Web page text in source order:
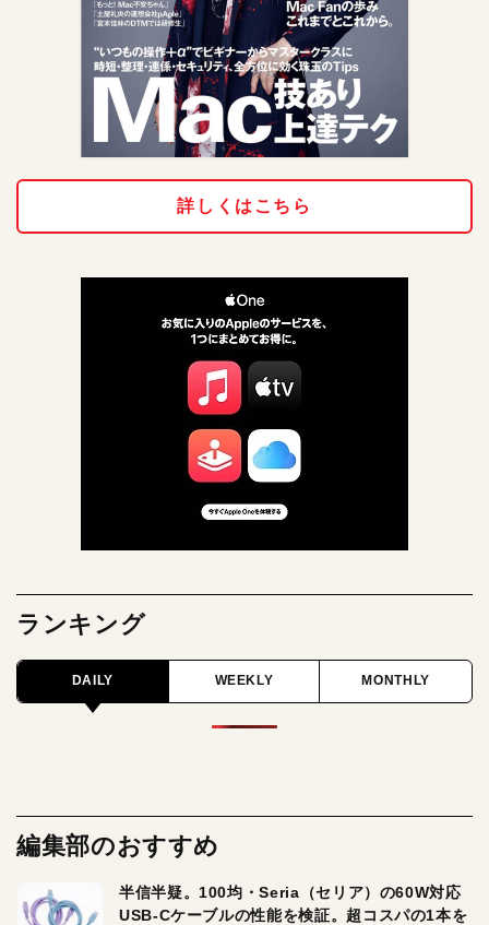
詳しくはこちら
ランキング
DAILY WEEKLY MONTHLY
編集部のおすすめ
半信半疑。100均・Seria（セリア）の60W対応
USB-Cケーブルの性能を検証。超コスパの1本を